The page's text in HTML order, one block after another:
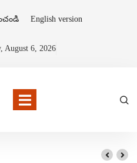
English version
August 6, 2026